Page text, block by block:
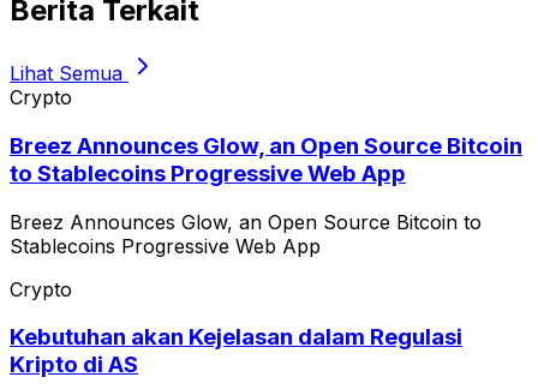
Berita Terkait
Lihat Semua
Crypto
Breez Announces Glow, an Open Source Bitcoin
to Stablecoins Progressive Web App
Breez Announces Glow, an Open Source Bitcoin to
Stablecoins Progressive Web App
Crypto
Kebutuhan akan Kejelasan dalam Regulasi
Kripto di AS